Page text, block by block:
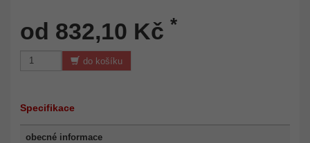
od 832,10 Kč *
do košíku
Specifikace
obecné informace